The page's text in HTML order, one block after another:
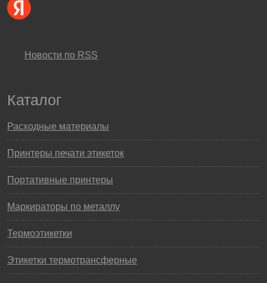
Новости по RSS
Каталог
Расходные материалы
Принтеры печати этикеток
Портативные принтеры
Маркираторы по металлу
Термоэтикетки
Этикетки термотрансферные